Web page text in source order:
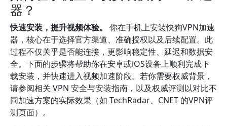
器？
快速安装，提升视频体验。
你在手机上安装快狗VPN加速
器，核心在于选择官方渠道、准确授权以及后续配置。此
过程不仅关乎是否能连接，更影响稳定性、延迟和数据安
全。下面的步骤将帮助你在安卓或iOS设备上顺利完成下
载安装，并快速进入视频加速阶段。若你需要权威背景，
请参阅相关 VPN 安全与安装指南，以及权威评测以对比不
同加速方案的实际效果（如 TechRadar、CNET 的VPN评
测页面）。